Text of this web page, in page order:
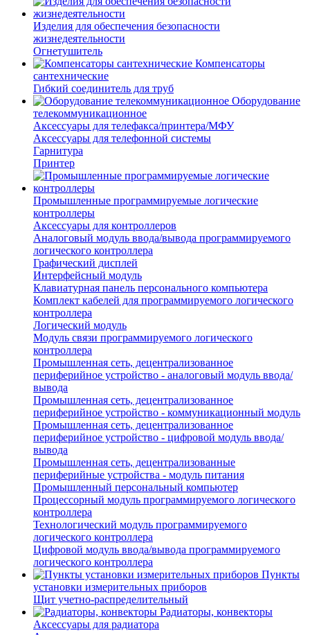
Изделия для обеспечения безопасности
жизнедеятельности
Огнетушитель
Компенсаторы
сантехнические
Гибкий соединитель для труб
Оборудование
телекоммуникационное
Аксессуары для телефакса/принтера/МФУ
Аксессуары для телефонной системы
Гарнитура
Принтер
Промышленные программируемые логические
контроллеры
Аксессуары для контроллеров
Аналоговый модуль ввода/вывода программируемого
логического контроллера
Графический дисплей
Интерфейсный модуль
Клавиатурная панель персонального компьютера
Комплект кабелей для программируемого логического
контроллера
Логический модуль
Модуль связи программируемого логического
контроллера
Промышленная сеть, децентрализованное
периферийное устройство - аналоговый модуль ввода/
вывода
Промышленная сеть, децентрализованное
периферийное устройство - коммуникационный модуль
Промышленная сеть, децентрализованное
периферийное устройство - цифровой модуль ввода/
вывода
Промышленная сеть, децентрализованные
периферийные устройства - модуль питания
Промышленный персональный компьютер
Процессорный модуль программируемого логического
контроллера
Технологический модуль программируемого
логического контроллера
Цифровой модуль ввода/вывода программируемого
логического контроллера
Пункты
установки измерительных приборов
Щит учетно-распределительный
Радиаторы, конвекторы
Аксессуары для радиатора